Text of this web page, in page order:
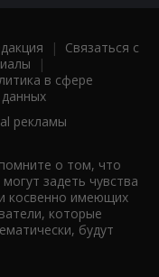
| Связаться с
|
в сфере
рекламы
о том, что
задеть чувства
косвенно имеющих
которые
будут